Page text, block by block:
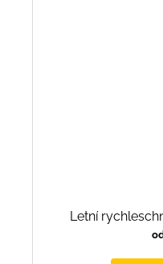
Letní